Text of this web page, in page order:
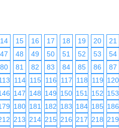
14 15 16 17 18 19 20 21
47 48 49 50 51 52 53 54
80 81 82 83 84 85 86 87
114 115 116 117 118 119 120
147 148 149 150 151 152 153
180 181 182 183 184 185 186
213 214 215 216 217 218 219